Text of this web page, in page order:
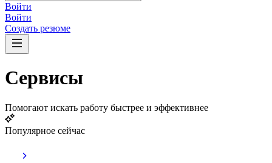
Войти
Войти
Создать резюме
Сервисы
Помогают искать работу быстрее и эффективнее
Популярное сейчас